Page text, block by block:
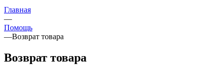
Главная
—
Помощь
—Возврат товара
Возврат товара